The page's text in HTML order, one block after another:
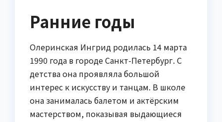
Ранние годы
Олеринская Ингрид родилась 14 марта
1990 года в городе Санкт-Петербург. С
детства она проявляла большой
интерес к искусству и танцам. В школе
она занималась балетом и актёрским
мастерством, показывая выдающиеся